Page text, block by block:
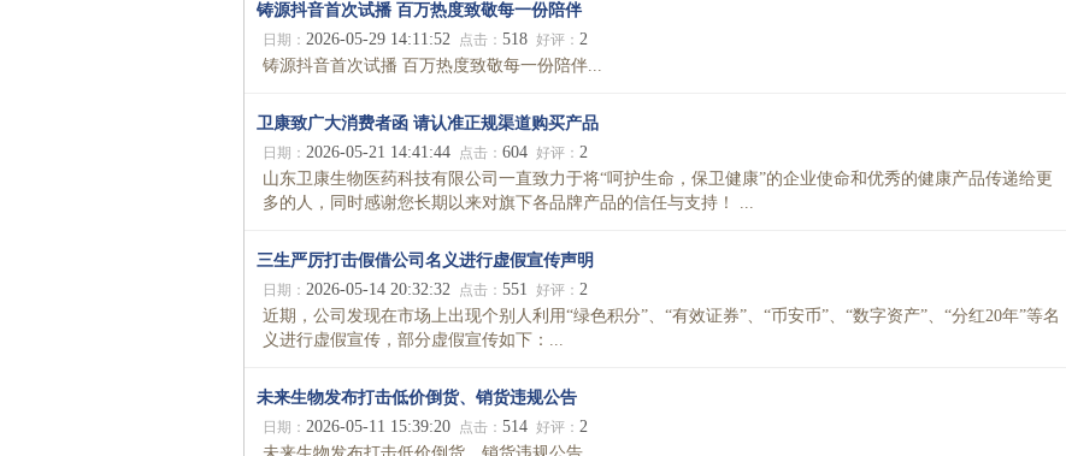
铸源抖音首次试播 百万热度致敬每一份陪伴
日期： 2026-05-29 14:11:52 点击： 518 好评： 2
铸源抖音首次试播 百万热度致敬每一份陪伴...
卫康致广大消费者函 请认准正规渠道购买产品
日期： 2026-05-21 14:41:44 点击： 604 好评： 2
山东卫康生物医药科技有限公司一直致力于将“呵护生命，保卫健康”的企业使命和优秀的健康产品传递给更
多的人，同时感谢您长期以来对旗下各品牌产品的信任与支持！ ...
三生严厉打击假借公司名义进行虚假宣传声明
日期： 2026-05-14 20:32:32 点击： 551 好评： 2
近期，公司发现在市场上出现个别人利用“绿色积分”、“有效证券”、“币安币”、“数字资产”、“分红20年”等名
义进行虚假宣传，部分虚假宣传如下：...
未来生物发布打击低价倒货、销货违规公告
日期： 2026-05-11 15:39:20 点击： 514 好评： 2